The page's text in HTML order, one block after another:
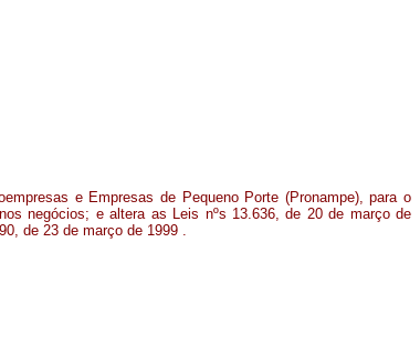
e Empresas de Pequeno Porte (Pronampe), para o
negócios; e altera as Leis nºs 13.636, de 20 de março de
de 23 de março de 1999 .